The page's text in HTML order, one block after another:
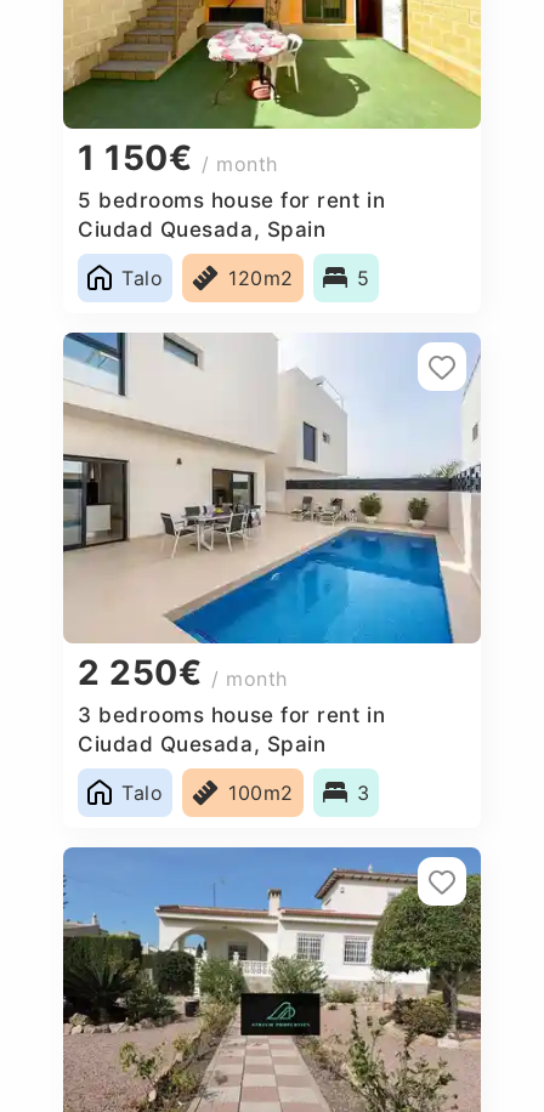
1 150€ / month
5 bedrooms house for rent in
Ciudad Quesada, Spain
Talo
120m2 5
2 250€ / month
3 bedrooms house for rent in
Ciudad Quesada, Spain
Talo
100m2 3